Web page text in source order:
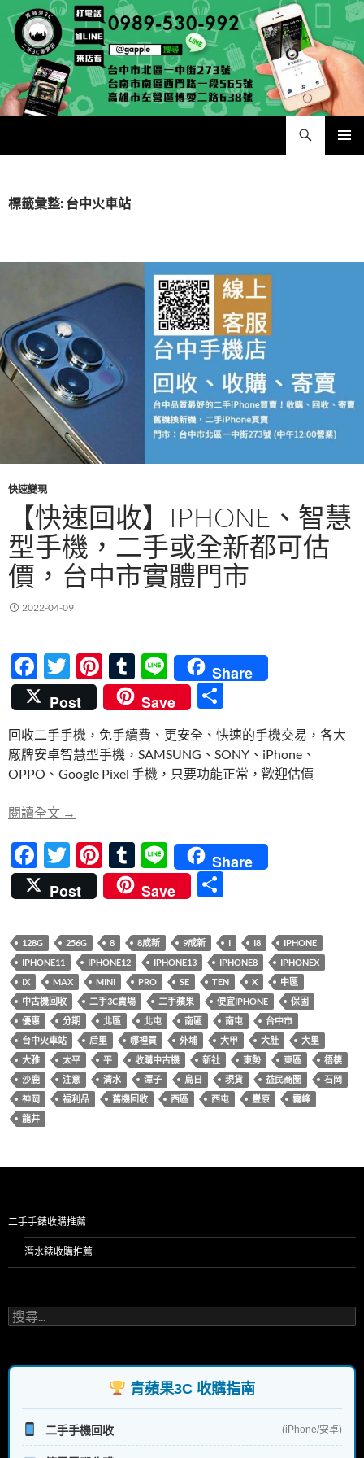
至
內
容
標籤彙整: 台中火車站
快速變現
【快速回收】IPHONE、智慧
型手機，二手或全新都可估
價，台中市實體門市
2022-04-09
F
ac
e
b
o
k
T
w
itt
er
Pi
nt
er
es
t
T
u
m
bl
r
Li
n
e
Share
Post
Save
享
回收二手手機，免手續費、更安全、快速的手機交易，各大
廠牌安卓智慧型手機，SAMSUNG、SONY、iPhone、
OPPO、Google Pixel 手機，只要功能正常，歡迎估價
閱讀全文 【快速回收】iPhone、智慧型手機，二手或全新都
→
F
ac
e
b
o
o
k
T
w
itt
er
Pi
nt
er
es
t
T
u
m
bl
r
Li
n
e
Share
Post
Save
128G 256G 8 8成新 9成新 I I8
IPHONE
IPHONE11
IPHONE12 IPHONE13 IPHONE8
IPHONEX
IX
MAX MINI PRO SE TEN X
中區
中古機回收
二手3C賣場 二手蘋果 便宜IPHONE
保固
優惠
分期 北區 北屯 南區 南屯
台中市
台中火車站
后里 哪裡買 外埔 大甲 大肚
大里
大雅
太平 平 收購中古機 新社 東勢 東區
梧棲
沙鹿
注意 清水 潭子 烏日 現貨 益民商圈
石岡
神岡
福利品 舊機回收 西區 西屯 豐原
霧峰
龍井
二手手錶收購推薦
潛水錶收購推薦
搜
尋
字:
青蘋果3C 收購指南
二手手機回收 (iPhone/安卓)